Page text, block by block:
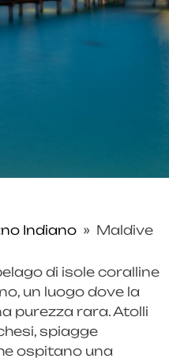
Indiano » Maldive
di isole coralline
un luogo dove la
purezza rara. Atolli
spiagge
ospitano una